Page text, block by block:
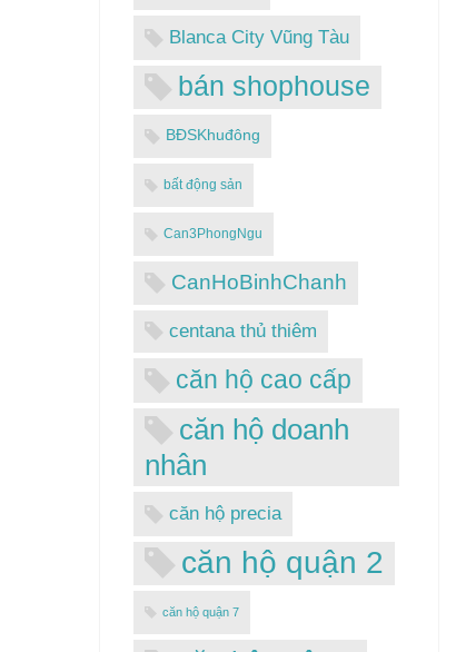
Blanca City Vũng Tàu
bán shophouse
BĐSKhuđông
bất động sản
Can3PhongNgu
CanHoBinhChanh
centana thủ thiêm
căn hộ cao cấp
căn hộ doanh
nhân
căn hộ precia
căn hộ quận 2
căn hộ quận 7